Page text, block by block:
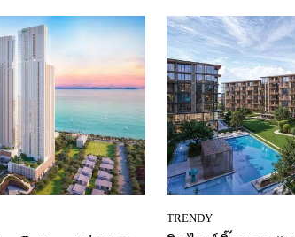
TRENDY